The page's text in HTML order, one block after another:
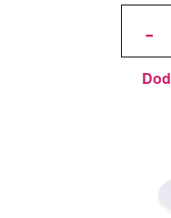
-
ilość
z
białe
h cm